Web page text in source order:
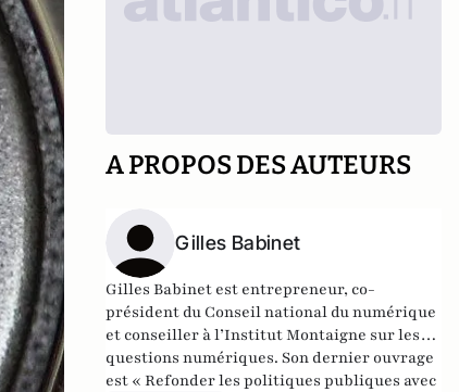
A PROPOS DES AUTEURS
Gilles Babinet
Gilles Babinet est entrepreneur, co-
président du Conseil national du numérique
et conseiller à l’Institut Montaigne sur les
questions numériques. Son dernier ouvrage
est « Refonder les politiques publiques avec